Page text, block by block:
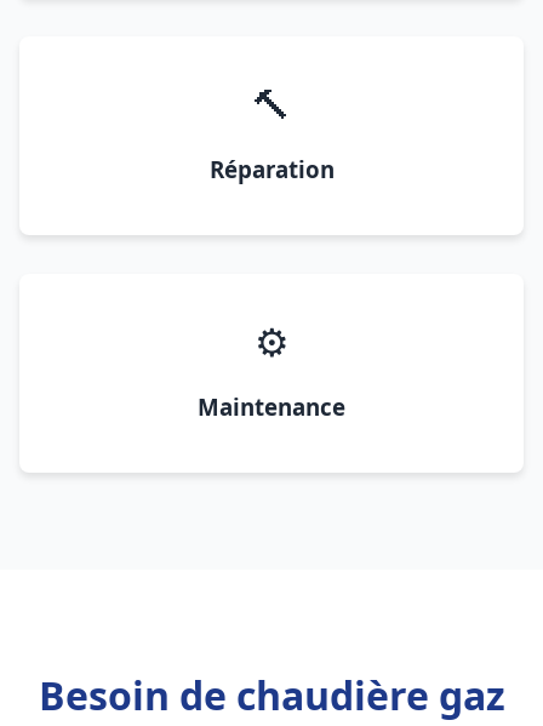
🔨
Réparation
⚙️
Maintenance
Besoin de chaudière gaz